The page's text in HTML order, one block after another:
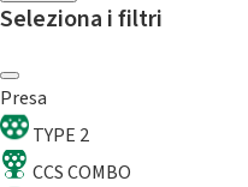
Seleziona i filtri
Presa
TYPE 2
CCS COMBO